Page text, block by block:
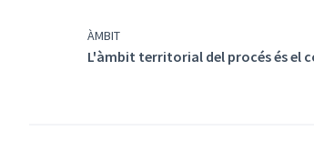
ÀMBIT
L'àmbit territorial del procés és el